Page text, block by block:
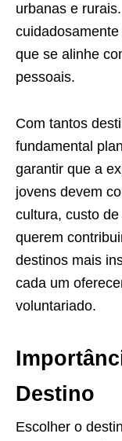
urbanas e
que se alinhe
pessoais.
Com tantos
fundamental
garantir que a
jovens devem
cultura, custo
querem
destinos mais
cada um
voluntariado.
Destino
Escolher o